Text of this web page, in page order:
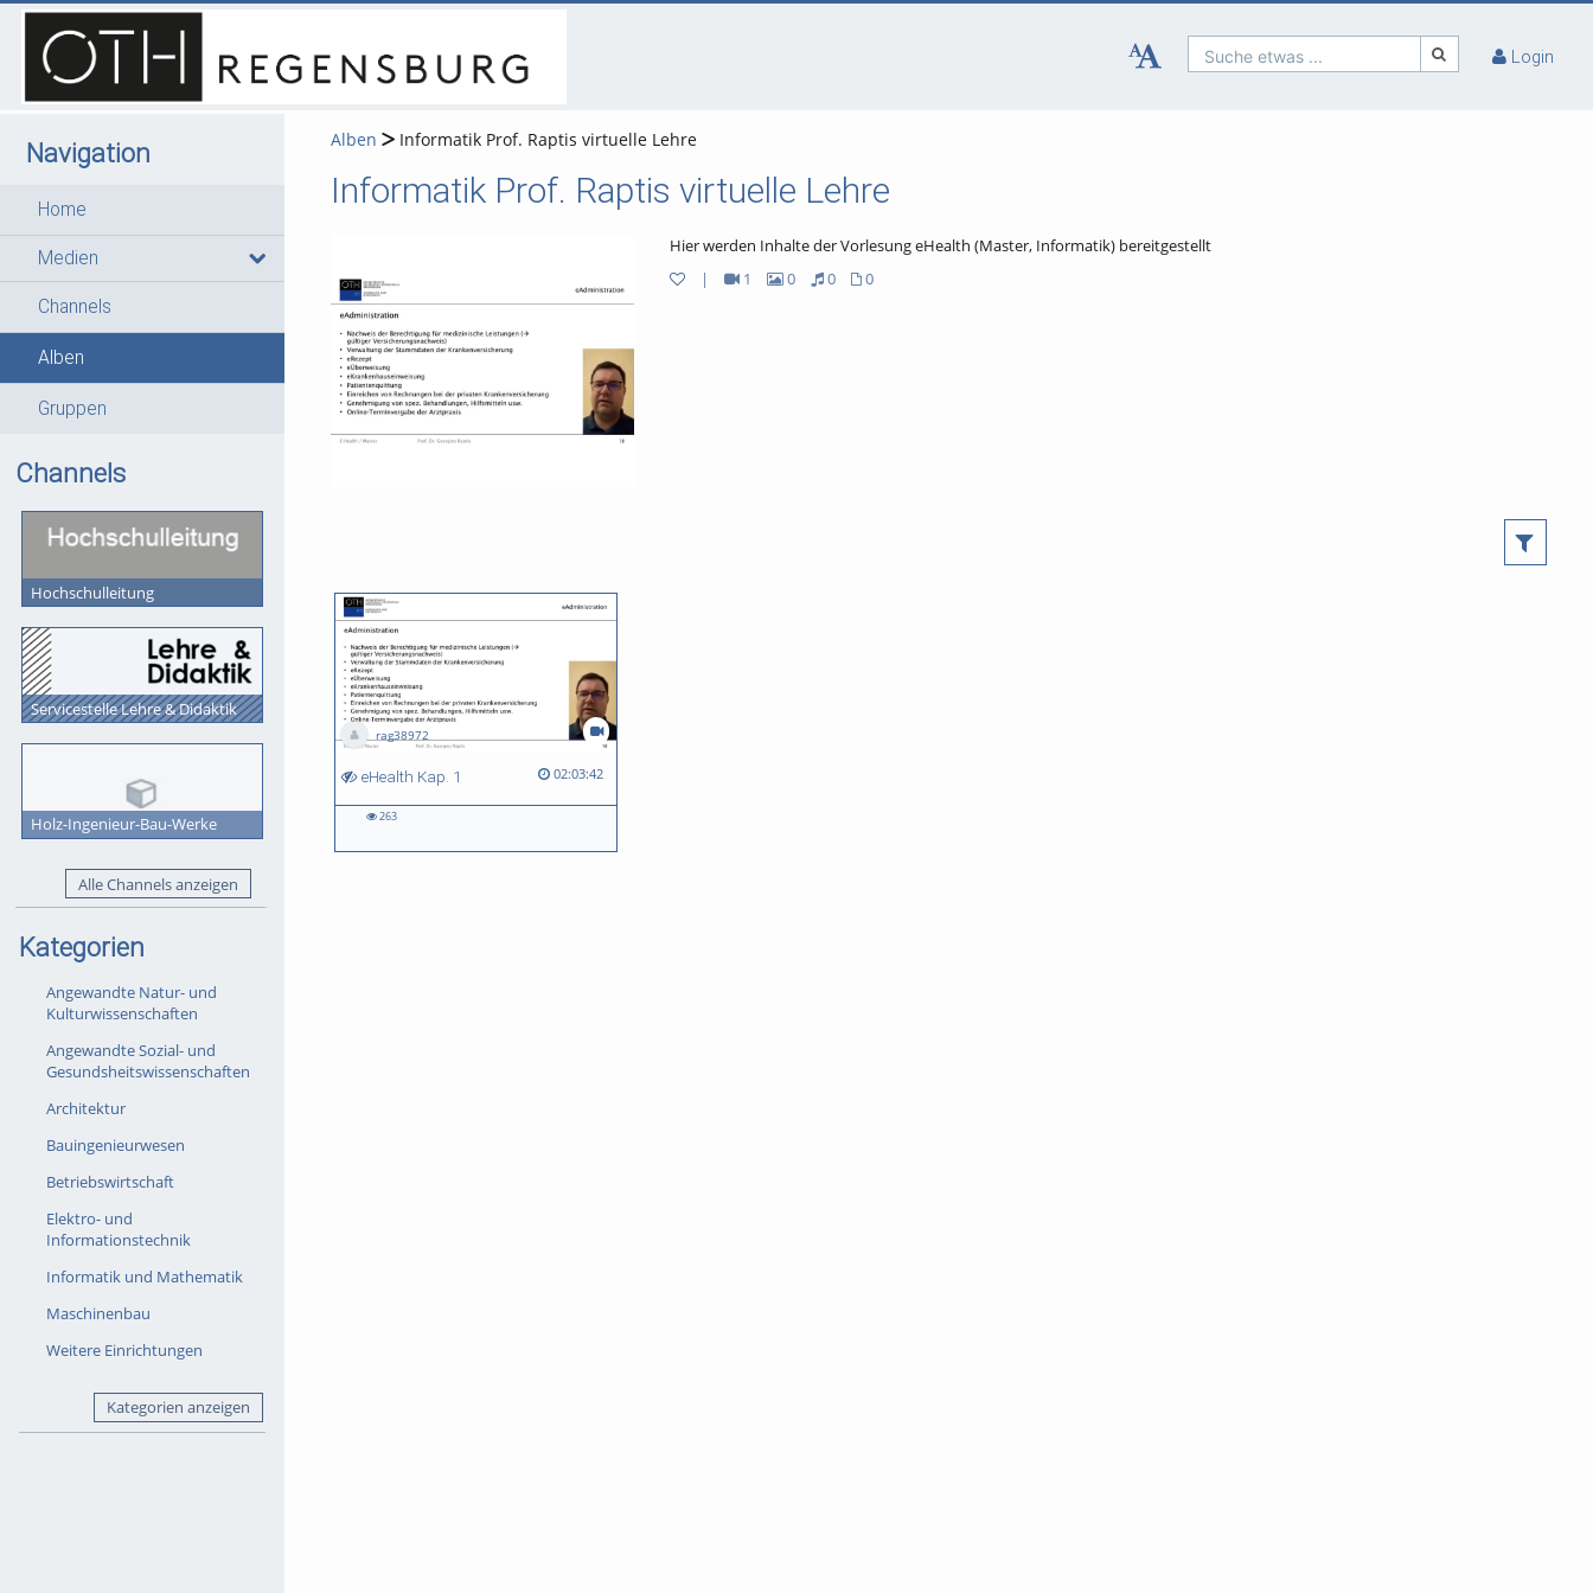
Suche etwas ... Login
Navigation
Home
Medien
Channels
Alben
Gruppen
Channels
Hochschulleitung
Servicestelle Lehre & Didaktik
Holz-Ingenieur-Bau-Werke
Alle Channels anzeigen
Kategorien
Angewandte Natur- und
Kulturwissenschaften
Angewandte Sozial- und
Gesundsheitswissenschaften
Architektur
Bauingenieurwesen
Betriebswirtschaft
Elektro- und
Informationstechnik
Informatik und Mathematik
Maschinenbau
Weitere Einrichtungen
Kategorien anzeigen
Alben Informatik Prof. Raptis virtuelle Lehre
Informatik Prof. Raptis virtuelle Lehre
Hier werden Inhalte der Vorlesung eHealth (Master, Informatik) bereitgestellt
|
1
1
Videos
0
0
Bilder
0
0
Audios
0
0
Dateien
rag38972
eHealth Kap. 1 02:03:42
02:03:42 duration
263